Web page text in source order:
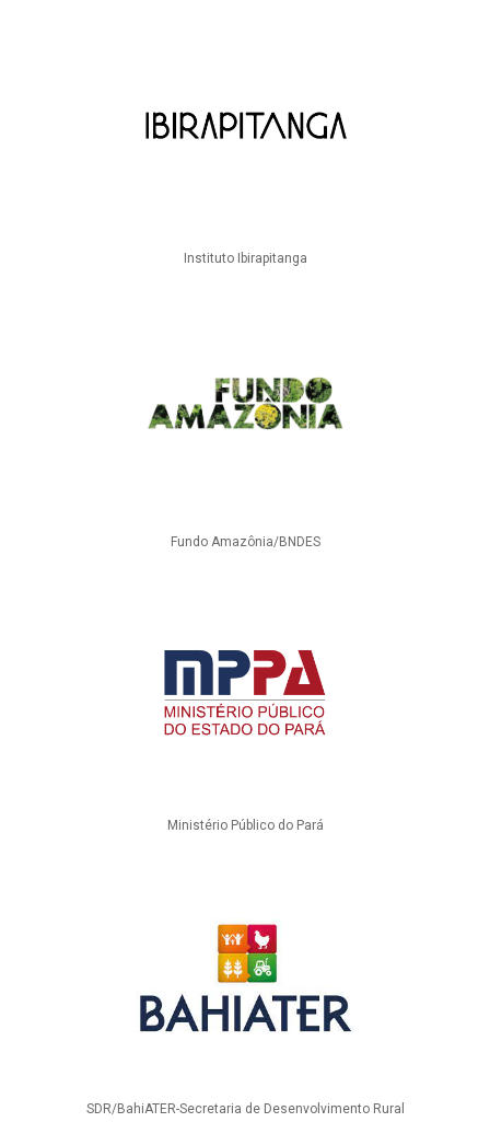
Instituto Ibirapitanga
Fundo Amazônia/BNDES
Ministério Público do Pará
SDR/BahiATER-Secretaria de Desenvolvimento Rural